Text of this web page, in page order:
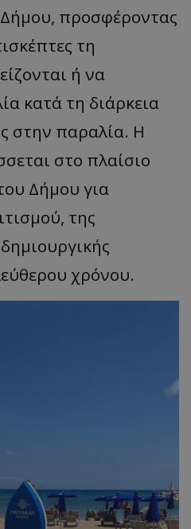
προσφέροντας
τη
ή να
κατά τη διάρκεια
στην παραλία. Η
στο πλαίσιο
Δήμου για
της
χρόνου.